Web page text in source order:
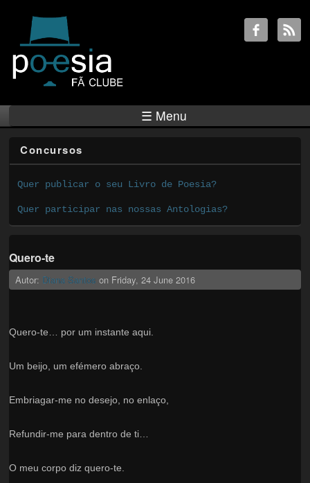
☰ Menu
Concursos
Quer publicar o seu Livro de Poesia?
Quer participar nas nossas Antologias?
Quero-te
Autor: Diana Santos on Friday, 24 June 2016
Quero-te… por um instante aqui.
Um beijo, um efémero abraço.
Embriagar-me no desejo, no enlaço,
Refundir-me para dentro de ti…
O meu corpo diz quero-te.